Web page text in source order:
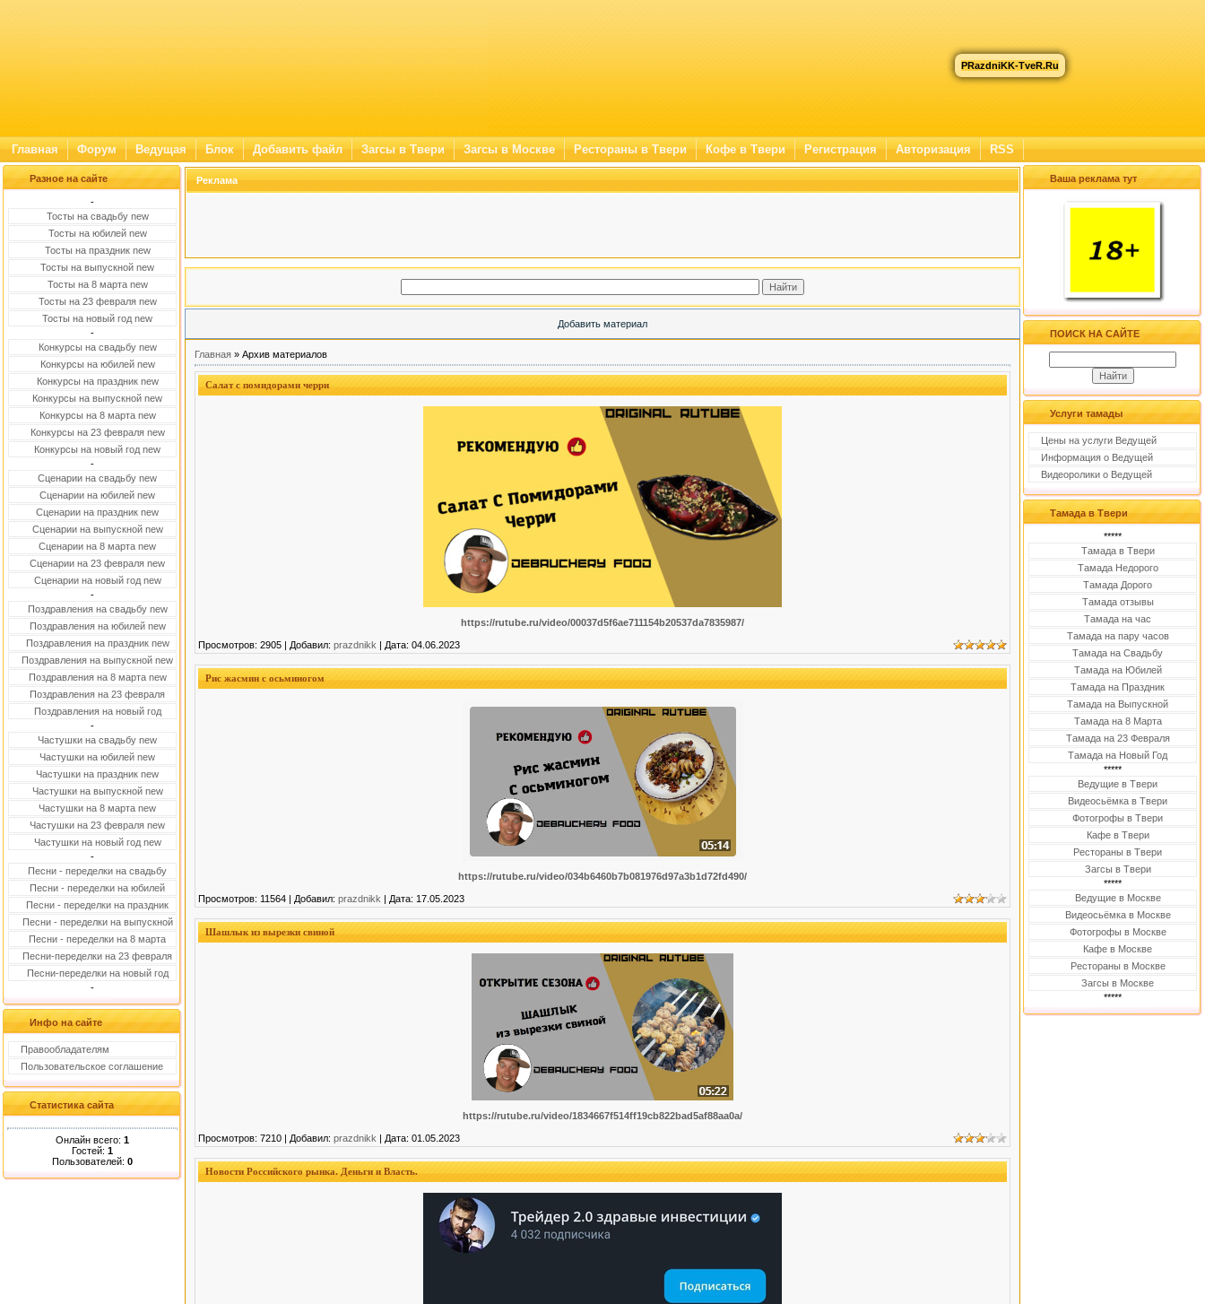
PRazdniKK-TveR.Ru
Главная Форум Ведущая Блок Добавить файл Загсы в Твери Загсы в Москве Рестораны в Твери Кофе в Твери Регистрация Авторизация RSS
Разное на сайте
-
Тосты на свадьбу new
Тосты на юбилей new
Тосты на праздник new
Тосты на выпускной new
Тосты на 8 марта new
Тосты на 23 февраля new
Тосты на новый год new
-
Конкурсы на свадьбу new
Конкурсы на юбилей new
Конкурсы на праздник new
Конкурсы на выпускной new
Конкурсы на 8 марта new
Конкурсы на 23 февраля new
Конкурсы на новый год new
-
Сценарии на свадьбу new
Сценарии на юбилей new
Сценарии на праздник new
Сценарии на выпускной new
Сценарии на 8 марта new
Сценарии на 23 февраля new
Сценарии на новый год new
-
Поздравления на свадьбу new
Поздравления на юбилей new
Поздравления на праздник new
Поздравления на выпускной new
Поздравления на 8 марта new
Поздравления на 23 февраля
Поздравления на новый год
-
Частушки на свадьбу new
Частушки на юбилей new
Частушки на праздник new
Частушки на выпускной new
Частушки на 8 марта new
Частушки на 23 февраля new
Частушки на новый год new
-
Песни - переделки на свадьбу
Песни - переделки на юбилей
Песни - переделки на праздник
Песни - переделки на выпускной
Песни - переделки на 8 марта
Песни-переделки на 23 февраля
Песни-переделки на новый год
-
Инфо на сайте
Правообладателям
Пользовательское соглашение
Статистика сайта
Онлайн всего: 1
Гостей: 1
Пользователей: 0
Реклама
Главная » Архив материалов
Салат с помидорами черри
https://rutube.ru/video/00037d5f6ae711154b20537da7835987/
Просмотров: 2905 | Добавил: prazdnikk | Дата: 04.06.2023
Рис жасмин с осьминогом
https://rutube.ru/video/034b6460b7b081976d97a3b1d72fd490/
Просмотров: 11564 | Добавил: prazdnikk | Дата: 17.05.2023
Шашлык из вырезки свиной
https://rutube.ru/video/1834667f514ff19cb822bad5af88aa0a/
Просмотров: 7210 | Добавил: prazdnikk | Дата: 01.05.2023
Новости Российского рынка. Деньги и Власть.
Ваша реклама тут
ПОИСК НА САЙТЕ
Услуги тамады
Цены на услуги Ведущей
Информация о Ведущей
Видеоролики о Ведущей
Тамада в Твери
*****
Тамада в Твери
Тамада Недорого
Тамада Дорого
Тамада отзывы
Тамада на час
Тамада на пару часов
Тамада на Свадьбу
Тамада на Юбилей
Тамада на Праздник
Тамада на Выпускной
Тамада на 8 Марта
Тамада на 23 Февраля
Тамада на Новый Год
*****
Ведущие в Твери
Видеосьёмка в Твери
Фотогрофы в Твери
Кафе в Твери
Рестораны в Твери
Загсы в Твери
*****
Ведущие в Москве
Видеосьёмка в Москве
Фотогрофы в Москве
Кафе в Москве
Рестораны в Москве
Загсы в Москве
*****